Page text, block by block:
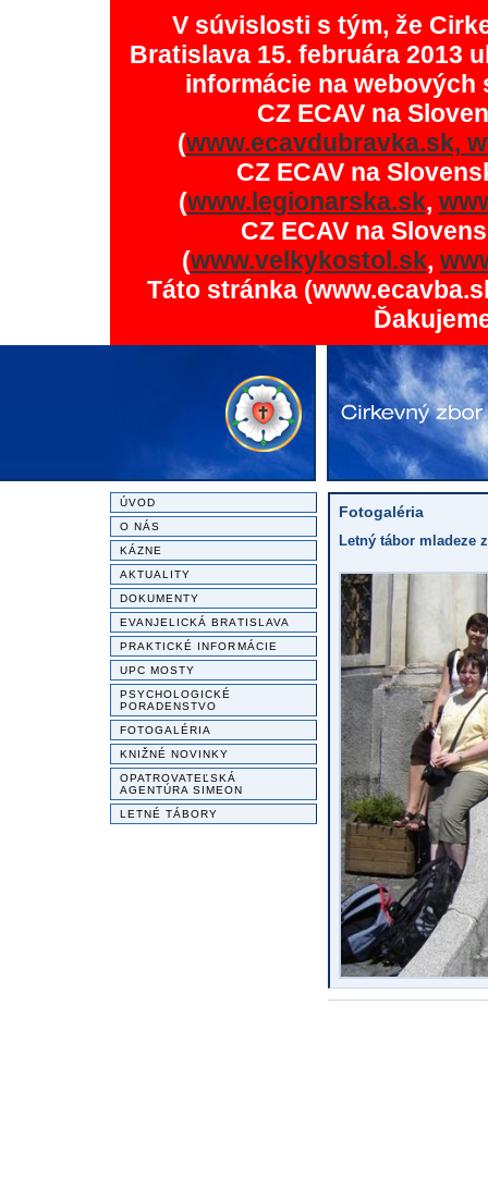
V súvislosti s tým, že
Bratislava 15. februára 2013
informácie na
CZ ECAV na
(www.ecavdubravka.sk,
CZ ECAV na
(www.legionarska.sk,
CZ ECAV na
(www.velkykostol.sk,
Táto stránka
ÚVOD
O NÁS
KÁZNE
AKTUALITY
DOKUMENTY
EVANJELICKÁ BRATISLAVA
PRAKTICKÉ INFORMÁCIE
UPC MOSTY
PSYCHOLOGICKÉ
PORADENSTVO
FOTOGALÉRIA
KNIŽNÉ NOVINKY
OPATROVATEĽSKÁ
AGENTÚRA SIMEON
LETNÉ TÁBORY
Fotogaléria
Letný tábor mladeze